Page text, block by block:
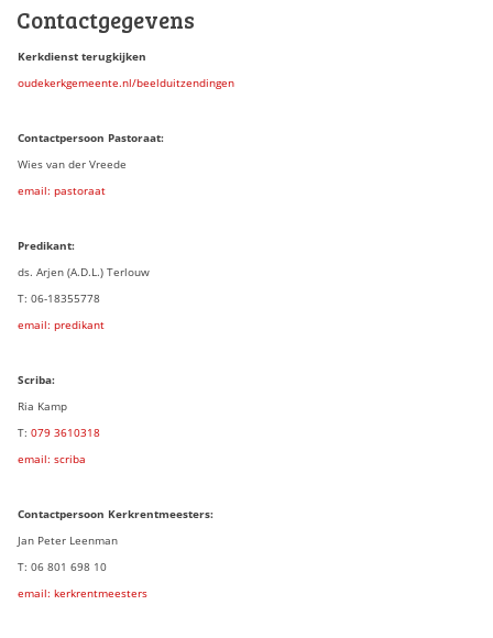
Contactgegevens
Kerkdienst terugkijken
oudekerkgemeente.nl/beelduitzendingen
Contactpersoon Pastoraat:
Wies van der Vreede
email: pastoraat
Predikant:
ds. Arjen (A.D.L.) Terlouw
T: 06-18355778
email: predikant
Scriba:
Ria Kamp
T: 079 3610318
email: scriba
Contactpersoon Kerkrentmeesters:
Jan Peter Leenman
T: 06 801 698 10
email: kerkrentmeesters